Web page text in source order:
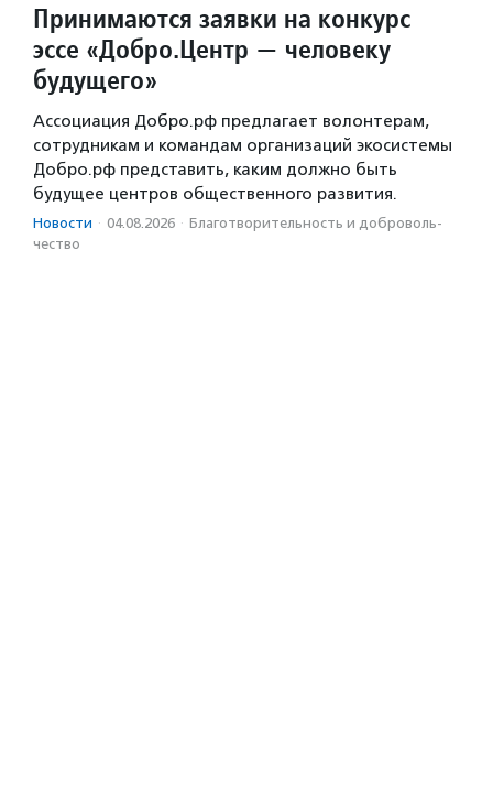
Принимаются заявки на конкурс
эссе «Добро.Центр — человеку
будущего»
Ассоциация Добро.рф предлагает волонтерам,
сотрудникам и командам организаций экосистемы
Добро.рф представить, каким должно быть
будущее центров общественного развития.
Новости · 04.08.2026 · Благотвори­тель­ность и доброволь­
чест­во